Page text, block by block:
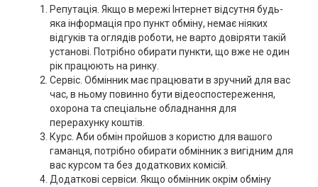
Репутація. Якщо в мережі Інтернет відсутня будь-
яка інформація про пункт обміну, немає ніяких
відгуків та оглядів роботи, не варто довіряти такій
установі. Потрібно обирати пункти, що вже не один
рік працюють на ринку.
Сервіс. Обмінник має працювати в зручний для вас
час, в ньому повинно бути відеоспостереження,
охорона та спеціальне обладнання для
перерахунку коштів.
Курс. Аби обмін пройшов з користю для вашого
гаманця, потрібно обирати обмінник з вигідним для
вас курсом та без додаткових комісій.
Додаткові сервіси. Якщо обмінник окрім обміну